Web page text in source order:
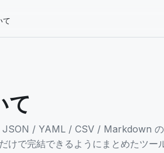
て
て
/ YAML / CSV / Markdown の
で完結できるようにまとめたツー